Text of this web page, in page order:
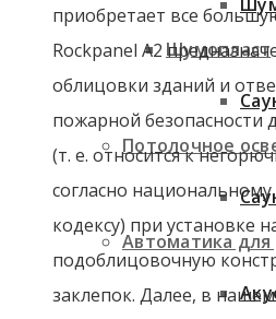
Шумопласт
Потолочное
Автоматика для
приобретает все
Rockpanel A2
облицовки зданий и
пожарной безопасности
(т. е. относится к
согласно
кодексу) при установке
подоблицовочную
заклепок. Далее, в